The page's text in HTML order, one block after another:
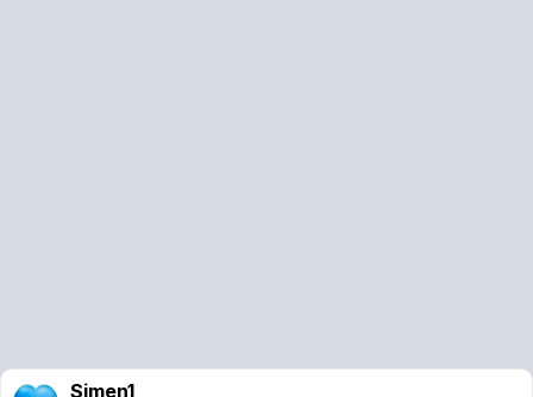
Simen1